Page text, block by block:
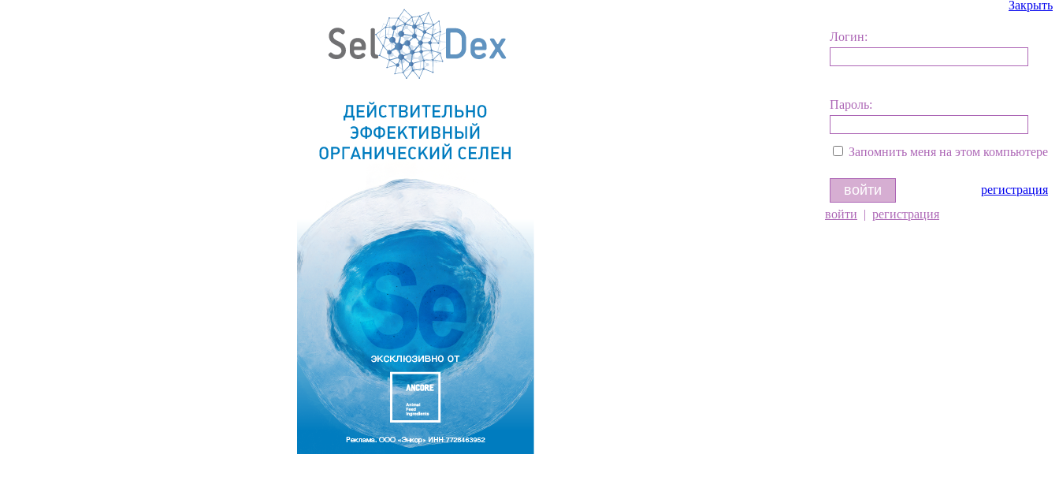
Закрыть
Логин:
Пароль:
Запомнить меня на этом компьютере
регистрация
войти | регистрация